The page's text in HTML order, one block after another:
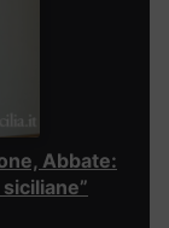
Abbate: